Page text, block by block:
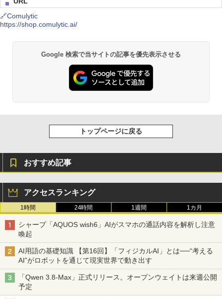
🔗Comulytic
https://shop.comulytic.ai/
Google 検索で当サイトの記事を優先表示させる
トップページに戻る
おすすめ記事
アクセスランキング
1時間 24時間 1週間 1カ月
シャープ「AQUOS wish6」AIがスマホの通話内容を解析し注意
喚起
AI用語の基礎知識 【第16回】「フィジカルAI」とは──“考える
AI”がロボットを通じて現実世界で動き出す
「Qwen 3.8-Max」正式リリース。オープンウェイトは来週公開
予定